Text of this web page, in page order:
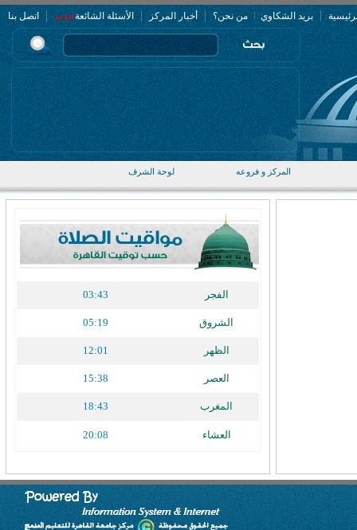
المركز و فروعه لوحة الشرف
| بريد الشكاوي من نحن؟ | أخبار المركز | الأسئلة الشائعةجديد | اتصل بنا
الفجر 03:43
الشروق 05:19
الظهر 12:01
العصر 15:38
المغرب 18:43
العشاء 20:08